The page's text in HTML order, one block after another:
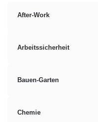
After-Work
Arbeitssicherheit
Bauen-Garten
Chemie